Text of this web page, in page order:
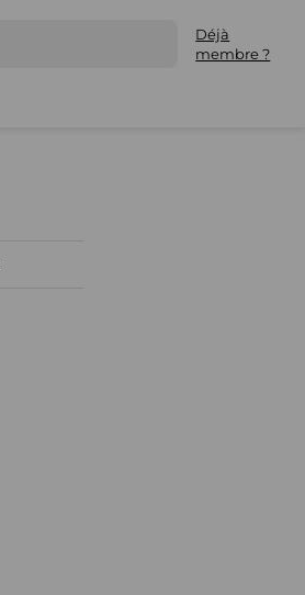
Déjà
membre ?